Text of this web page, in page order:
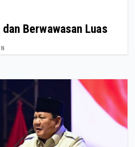
Berwawasan Luas